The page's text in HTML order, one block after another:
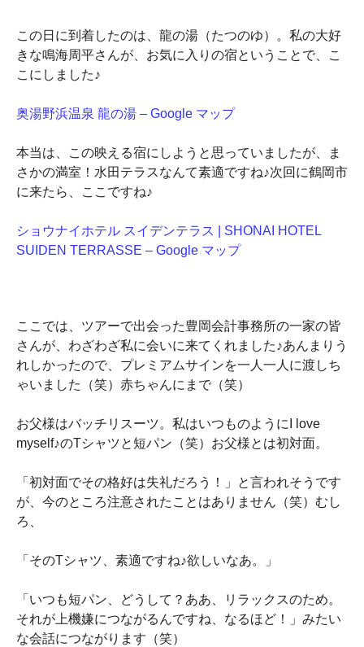
この日に到着したのは、龍の湯（たつのゆ）。私の大好
きな鳴海周平さんが、お気に入りの宿ということで、こ
こにしました♪
奥湯野浜温泉 龍の湯 – Google マップ
本当は、この映える宿にしようと思っていましたが、ま
さかの満室！水田テラスなんて素適ですね♪次回に鶴岡市
に来たら、ここですね♪
ショウナイホテル スイデンテラス | SHONAI HOTEL
SUIDEN TERRASSE – Google マップ
ここでは、ツアーで出会った豊岡会計事務所の一家の皆
さんが、わざわざ私に会いに来てくれました♪あんまりう
れしかったので、プレミアムサインを一人一人に渡しち
ゃいました（笑）赤ちゃんにまで（笑）
お父様はバッチリスーツ。私はいつものようにI love
myself♪のTシャツと短パン（笑）お父様とは初対面。
「初対面でその格好は失礼だろう！」と言われそうです
が、今のところ注意されたことはありません（笑）むし
ろ、
「そのTシャツ、素適ですね♪欲しいなあ。」
「いつも短パン、どうして？ああ、リラックスのため。
それが上機嫌につながるんですね、なるほど！」みたい
な会話につながります（笑）